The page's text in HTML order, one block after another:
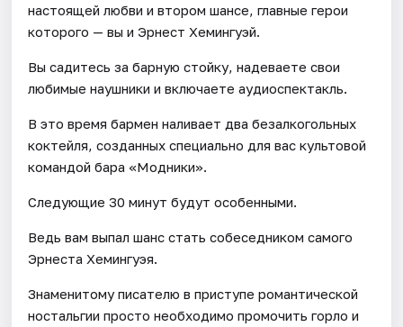
настоящей любви и втором шансе, главные герои
которого — вы и Эрнест Хемингуэй.
Вы садитесь за барную стойку, надеваете свои
любимые наушники и включаете аудиоспектакль.
В это время бармен наливает два безалкогольных
коктейля, созданных специально для вас культовой
командой бара «Модники».
Следующие 30 минут будут особенными.
Ведь вам выпал шанс стать собеседником самого
Эрнеста Хемингуэя.
Знаменитому писателю в приступе романтической
ностальгии просто необходимо промочить горло и